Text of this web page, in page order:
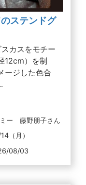
ステンドグ
カスをモチー
12cm）を制
ージした色合
ー 藤野朋子さん
（月）
08/03